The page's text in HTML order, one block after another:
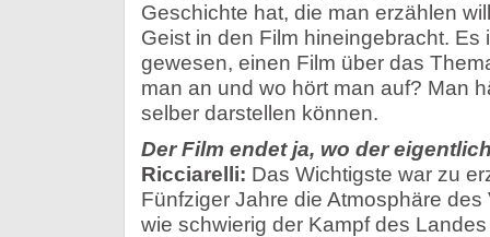
Geschichte hat, die man erzählen
Geist in den Film hineingebracht. Es
gewesen, einen Film über das
man an und wo hört man auf? Man
selber darstellen können.
Der Film endet ja, wo der
Ricciarelli: Das Wichtigste war zu
Fünfziger Jahre die Atmosphäre
wie schwierig der Kampf des